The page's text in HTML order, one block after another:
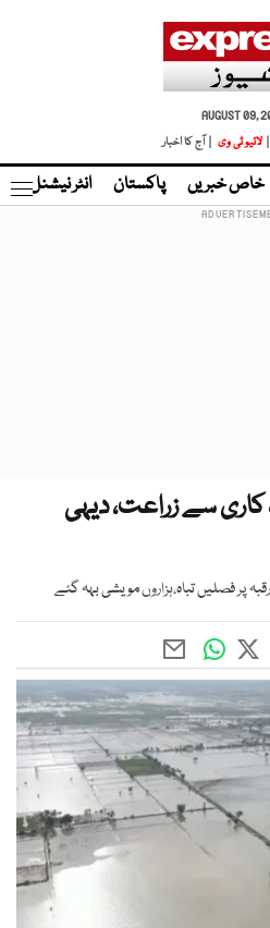
AUGUST 09,
لائیو ٹی وی | آج کا اخبار
خاص خبریں پاکستان انٹر نیشنل
سے زراعت، دیہی